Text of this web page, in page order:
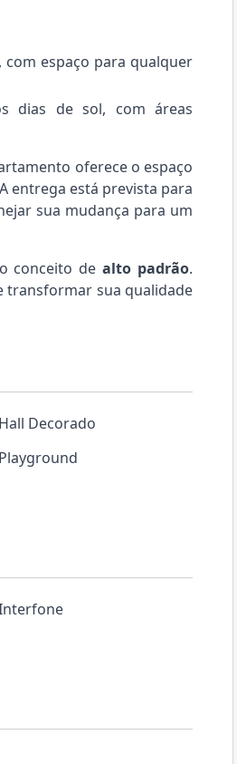
Hall Decorado
Playground
com espaço para qualquer
dias de sol, com áreas
oferece o espaço
entrega está prevista para
sua mudança para um
conceito dealto padrão.
transformar sua qualidade